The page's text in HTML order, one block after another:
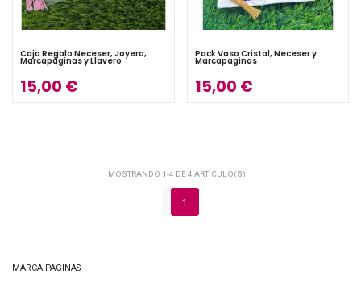
MARCA PAGINAS
Caja Regalo Neceser, Joyero,
Marcapaginas y Llavero
15,00 €
Pack Vaso Cristal, Neceser y
Marcapaginas
15,00 €
MOSTRANDO 1-4 DE 4 ARTÍCULO(S)
1